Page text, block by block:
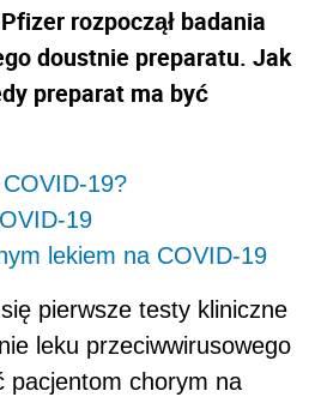
rozpoczął badania
doustnie preparatu. Jak
preparat ma być
19?
19
lekiem na COVID-19
pierwsze testy kliniczne
leku przeciwwirusowego
pacjentom chorym na